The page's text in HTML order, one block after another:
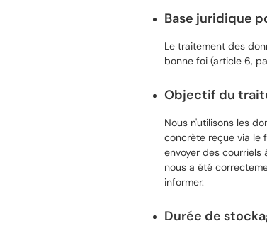
Base juridique
Le traitement des
bonne foi (article 6,
Objectif du
Nous n'utilisons les
concrète reçue via le
envoyer des
nous a été
informer.
Durée de